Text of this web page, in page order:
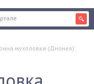
мухоловка (Дионея):